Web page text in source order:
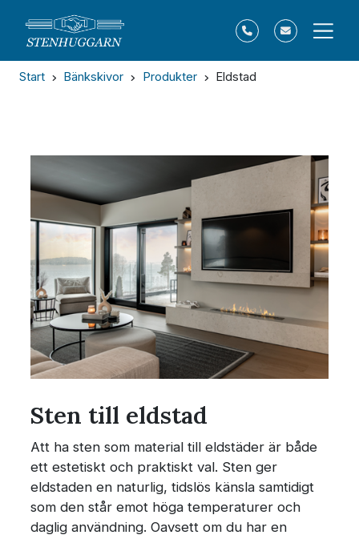
Start Bänkskivor Produkter Eldstad
Sten till eldstad
Att ha sten som material till eldstäder är både
ett estetiskt och praktiskt val. Sten ger
eldstaden en naturlig, tidslös känsla samtidigt
som den står emot höga temperaturer och
daglig användning. Oavsett om du har en